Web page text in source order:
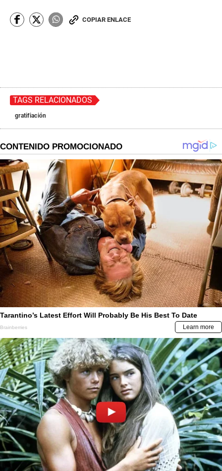
COPIAR ENLACE
TAGS RELACIONADOS
gratifiación